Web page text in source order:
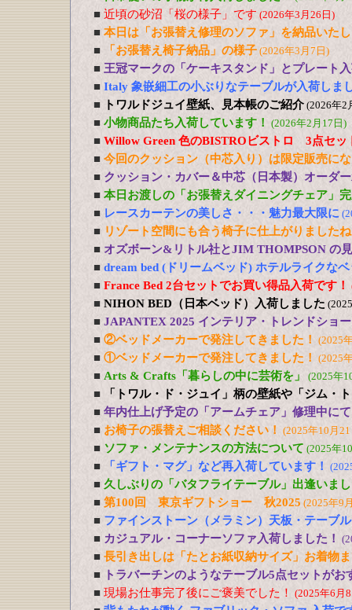
■ 近頃の砂沼「桜の様子」です (2026年3月26日)
■ 本日は「お張替え修理のソファ」を納品いた
■
「お張替え椅子納品」の様子 (2026年3月7日)
■ 王冠マークの「ケーキスタンド」とプレート
■ Italy 象嵌細工の小ぶりなテーブルが入荷しま
■
トワルドジュイ壁紙、見本帳のご紹介 (2026年2
■ 小物商品たち入荷しています！ (2026年2月17日)
■ Willow Green 色のBISTROビストロ 3点セッ
■ 今回のクッション（中芯入り）は限定販売に
■ クッション・カバー＆中芯（日本製）オーダ
■ 本日お渡しの「お張替えダイニングチェア」
■ レースカーテンの美しさ・・・魅力最大限に
■ リゾート空間にも合う椅子に仕上がりましたね
■ オズボーン&リトル社とJIM THOMPSON の
■ dream bed (ドリームベッド) ホテルライクな
■ France Bed 2台セットでお買い得品入荷です！
■ NIHON BED（日本ベッド）入荷しました
■ JAPANTEX 2025 インテリア・トレンドショー
■ ②ベッドメーカーで発注してきました！ (2025
■ ①ベッドメーカーで発注してきました！ (2025
■ Arts & Crafts「暮らしの中に芸術を」 (2025年
■
「トワル・ド・ジュイ」柄の壁紙や「ジム・
■ 年内仕上げ予定の「アームチェア」修理中にて
■ お椅子の張替えご相談ください！ (2025年10月
■ ソファ・メンテナンスの方法について (2025年
■ 「ギフト・マグ」など再入荷しています！
■ 久しぶりの「バタフライテーブル」出逢いま
■ 第100回 東京ギフトショー 秋2025 (2025年9
■ ファインストーン（メラミン）天板・テーブ
■ カジュアル・コーナーソファ入荷しました！
■ 長引き出しは「たとお紙収納サイズ」お着物
■
トラバーチンのようなテーブル5点セットが
■ 現場お仕事完了後にご褒美でした！ (2025年6月